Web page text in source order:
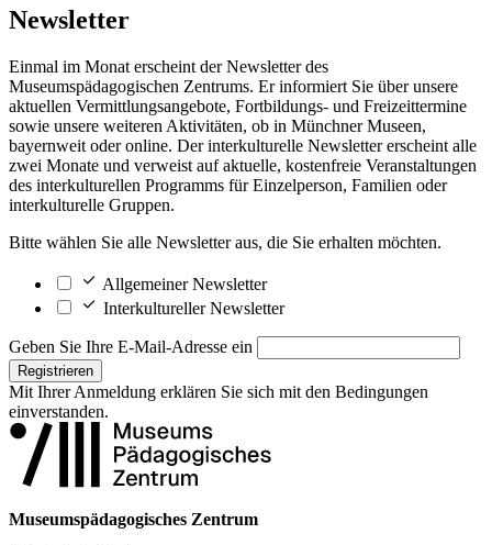
Newsletter
Einmal im Monat erscheint der Newsletter des
Museumspädagogischen Zentrums. Er informiert Sie über unsere
aktuellen Vermittlungsangebote, Fortbildungs- und Freizeittermine
sowie unsere weiteren Aktivitäten, ob in Münchner Museen,
bayernweit oder online. Der interkulturelle Newsletter erscheint alle
zwei Monate und verweist auf aktuelle, kostenfreie Veranstaltungen
des interkulturellen Programms für Einzelperson, Familien oder
interkulturelle Gruppen.
Bitte wählen Sie alle Newsletter aus, die Sie erhalten möchten.
Allgemeiner Newsletter
Interkultureller Newsletter
Geben Sie Ihre E-Mail-Adresse ein
Registrieren
Mit Ihrer Anmeldung erklären Sie sich mit den Bedingungen
einverstanden.
Museumspädagogisches Zentrum